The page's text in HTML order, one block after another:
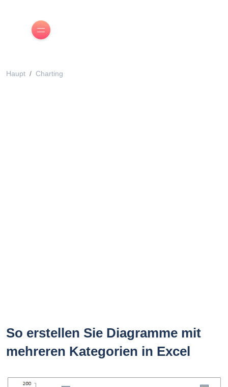
Haupt Charting
So erstellen Sie Diagramme mit
mehreren Kategorien in Excel